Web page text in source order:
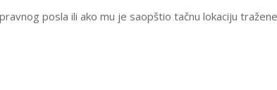
posla ili ako mu je saopštio tačnu lokaciju